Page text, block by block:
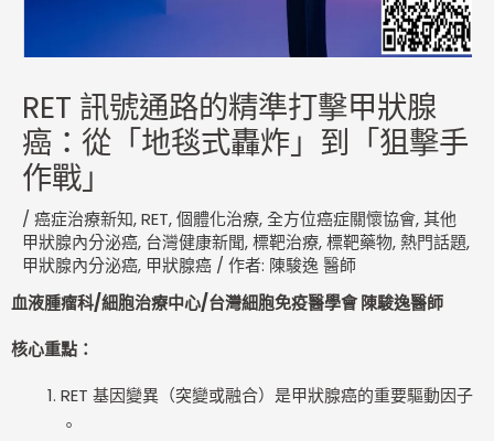
RET 訊號通路的精準打擊甲狀腺
癌：從「地毯式轟炸」到「狙擊手
作戰」
/ 癌症治療新知,RET,個體化治療,全方位癌症關懷協會,其他
甲狀腺內分泌癌, 台灣健康新聞,標靶治療,標靶藥物,熱門話題,
甲狀腺內分泌癌, 甲狀腺癌 / 作者: 陳駿逸 醫師
血液腫瘤科/細胞治療中心/台灣細胞免疫醫學會 陳駿逸醫師
核心重點：
RET 基因變異（突變或融合）是甲狀腺癌的重要驅動因子
。